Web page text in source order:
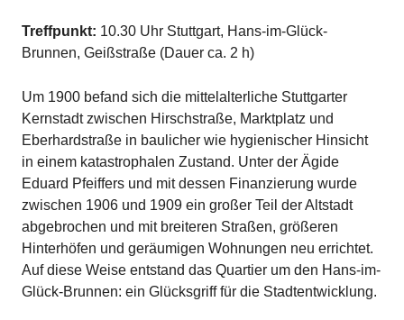
Treffpunkt: 10.30 Uhr Stuttgart, Hans-im-Glück-
Brunnen, Geißstraße (Dauer ca. 2 h)
Um 1900 befand sich die mittelalterliche Stuttgarter
Kernstadt zwischen Hirschstraße, Marktplatz und
Eberhardstraße in baulicher wie hygienischer Hinsicht
in einem katastrophalen Zustand. Unter der Ägide
Eduard Pfeiffers und mit dessen Finanzierung wurde
zwischen 1906 und 1909 ein großer Teil der Altstadt
abgebrochen und mit breiteren Straßen, größeren
Hinterhöfen und geräumigen Wohnungen neu errichtet.
Auf diese Weise entstand das Quartier um den Hans-im-
Glück-Brunnen: ein Glücksgriff für die Stadtentwicklung.